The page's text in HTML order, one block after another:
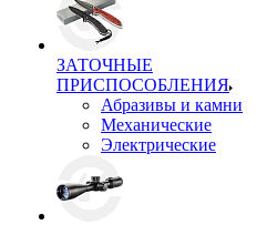
ЗАТОЧНЫЕ
ПРИСПОСОБЛЕНИЯ
Абразивы и камни
Механические
Электрические